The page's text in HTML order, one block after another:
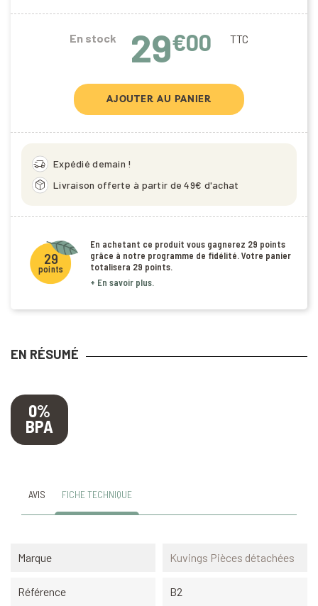
En stock 29€00 TTC
AJOUTER AU PANIER
delivery_truck_speed Expédié demain !
package_2 Livraison offerte à partir de 49€ d'achat
29
points
En achetant ce produit vous gagnerez 29 points
grâce à notre programme de fidélité. Votre panier
totalisera 29 points.
+ En savoir plus.
EN RÉSUMÉ
0%
BPA
AVIS FICHE TECHNIQUE
Marque Kuvings Pièces détachées
Référence B2